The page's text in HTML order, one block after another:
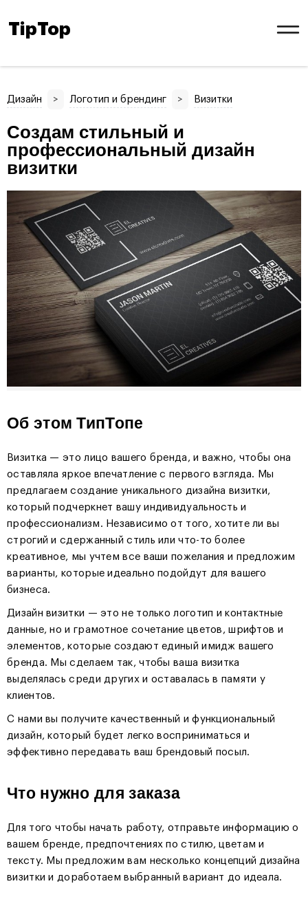
TipTop
Дизайн > Логотип и брендинг > Визитки
Создам стильный и
профессиональный дизайн
визитки
Об этом ТипТопе
Визитка — это лицо вашего бренда, и важно, чтобы она
оставляла яркое впечатление с первого взгляда. Мы
предлагаем создание уникального дизайна визитки,
который подчеркнет вашу индивидуальность и
профессионализм. Независимо от того, хотите ли вы
строгий и сдержанный стиль или что-то более
креативное, мы учтем все ваши пожелания и предложим
варианты, которые идеально подойдут для вашего
бизнеса.
Дизайн визитки — это не только логотип и контактные
данные, но и грамотное сочетание цветов, шрифтов и
элементов, которые создают единый имидж вашего
бренда. Мы сделаем так, чтобы ваша визитка
выделялась среди других и оставалась в памяти у
клиентов.
С нами вы получите качественный и функциональный
дизайн, который будет легко восприниматься и
эффективно передавать ваш брендовый посыл.
Что нужно для заказа
Для того чтобы начать работу, отправьте информацию о
вашем бренде, предпочтениях по стилю, цветам и
тексту. Мы предложим вам несколько концепций дизайна
визитки и доработаем выбранный вариант до идеала.